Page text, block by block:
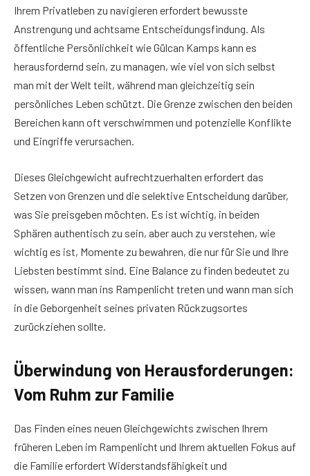
Ihrem Privatleben zu navigieren erfordert bewusste
Anstrengung und achtsame Entscheidungsfindung. Als
öffentliche Persönlichkeit wie Gülcan Kamps kann es
herausfordernd sein, zu managen, wie viel von sich selbst
man mit der Welt teilt, während man gleichzeitig sein
persönliches Leben schützt. Die Grenze zwischen den beiden
Bereichen kann oft verschwimmen und potenzielle Konflikte
und Eingriffe verursachen.
Dieses Gleichgewicht aufrechtzuerhalten erfordert das
Setzen von Grenzen und die selektive Entscheidung darüber,
was Sie preisgeben möchten. Es ist wichtig, in beiden
Sphären authentisch zu sein, aber auch zu verstehen, wie
wichtig es ist, Momente zu bewahren, die nur für Sie und Ihre
Liebsten bestimmt sind. Eine Balance zu finden bedeutet zu
wissen, wann man ins Rampenlicht treten und wann man sich
in die Geborgenheit seines privaten Rückzugsortes
zurückziehen sollte.
Überwindung von Herausforderungen:
Vom Ruhm zur Familie
Das Finden eines neuen Gleichgewichts zwischen Ihrem
früheren Leben im Rampenlicht und Ihrem aktuellen Fokus auf
die Familie erfordert Widerstandsfähigkeit und